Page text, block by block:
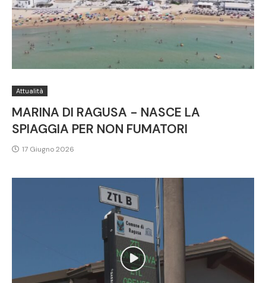
Attualità
MARINA DI RAGUSA - NASCE LA
SPIAGGIA PER NON FUMATORI
17 Giugno 2026